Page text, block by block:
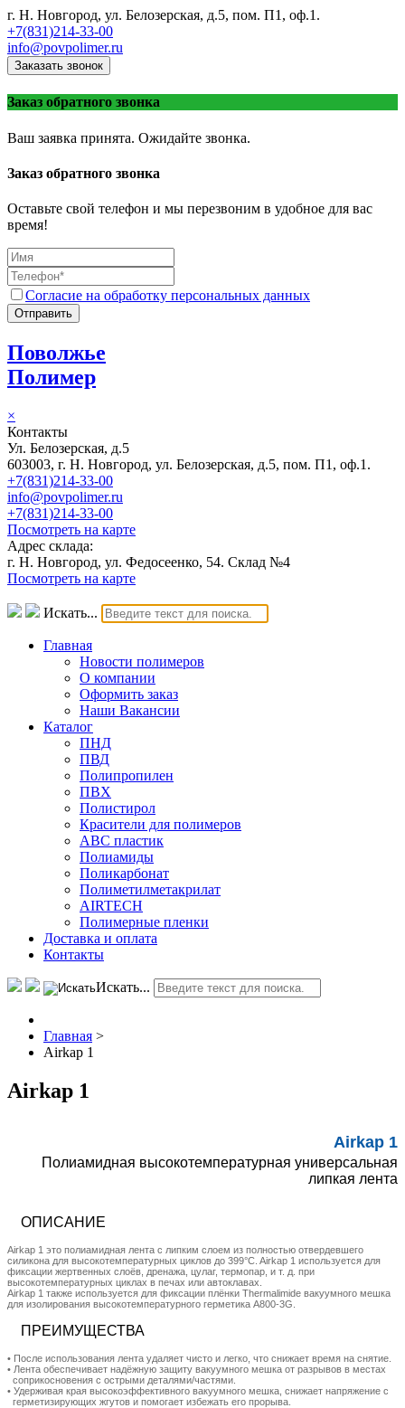
г. Н. Новгород, ул. Белозерская, д.5, пом. П1, оф.1.
+7(831)214-33-00
info@povpolimer.ru
Заказать звонок
Заказ обратного звонка
Ваш заявка принята. Ожидайте звонка.
Заказ обратного звонка
Оставьте свой телефон и мы перезвоним в удобное для вас
время!
Согласие на обработку персональных данных
Отправить
Поволжье
Полимер
×
Контакты
Ул. Белозерская, д.5
603003, г. Н. Новгород, ул. Белозерская, д.5, пом. П1, оф.1.
+7(831)214-33-00
info@povpolimer.ru
+7(831)214-33-00
Посмотреть на карте
Адрес склада:
г. Н. Новгород, ул. Федосеенко, 54. Склад №4
Посмотреть на карте
Искать...
Главная
Новости полимеров
О компании
Оформить заказ
Наши Вакансии
Каталог
ПНД
ПВД
Полипропилен
ПВХ
Полистирол
Красители для полимеров
АВС пластик
Полиамиды
Поликарбонат
Полиметилметакрилат
AIRTECH
Полимерные пленки
Доставка и оплата
Контакты
Искать...
Главная >
Airkap 1
Airkap 1
Airkap 1
Полиамидная высокотемпературная универсальная
липкая лента
ОПИСАНИЕ
Airkap 1 это полиамидная лента с липким слоем из полностью отвердевшего
силикона для высокотемпературных циклов до 399°C. Airkap 1 используется для
фиксации жертвенных слоёв, дренажа, цулаг, термопар, и т. д. при
высокотемпературных циклах в печах или автоклавах.
Airkap 1 также используется для фиксации плёнки Thermalimide вакуумного мешка
для изолирования высокотемпературного герметика A800-3G.
ПРЕИМУЩЕСТВА
• После использования лента удаляет чисто и легко, что снижает время на снятие.
• Лента обеспечивает надёжную защиту вакуумного мешка от разрывов в местах
соприкосновения с острыми деталями/частями.
• Удерживая края высокоэффективного вакуумного мешка, снижает напряжение с
герметизирующих жгутов и помогает избежать его прорыва.